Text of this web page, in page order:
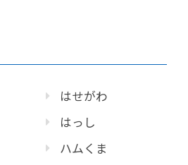
はせがわ
はっし
ハムくま